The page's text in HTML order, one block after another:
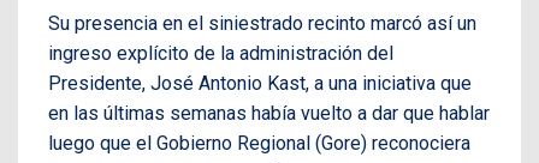
Su presencia en el siniestrado recinto marcó así un
ingreso explícito de la administración del
Presidente, José Antonio Kast, a una iniciativa que
en las últimas semanas había vuelto a dar que hablar
luego que el Gobierno Regional (Gore) reconociera